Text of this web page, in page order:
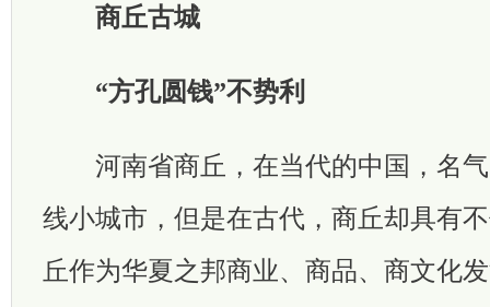
商丘古城
“方孔圆钱”不势利
河南省商丘，在当代的中国，名气
线小城市，但是在古代，商丘却具有
丘作为华夏之邦商业、商品、商文化